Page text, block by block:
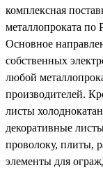
комплексная
металлопроката по
Основное
собственных
любой
производителей.
листы
декоративные
проволоку, плиты,
элементы для